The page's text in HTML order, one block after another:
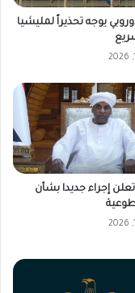
يوجه تحذيراً لمليشيا
إجراء جديدا بشأن